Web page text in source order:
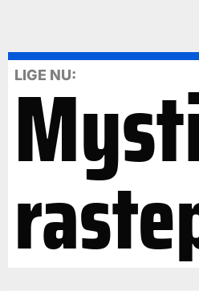
LIGE NU: